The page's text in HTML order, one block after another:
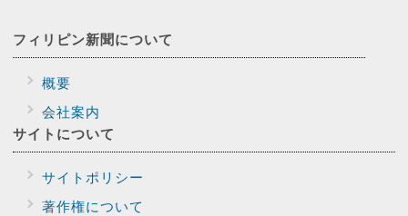
フィリピン新聞について
概要
会社案内
サイトについて
サイトポリシー
著作権について